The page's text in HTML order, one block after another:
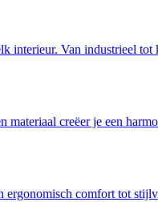
interieur. Van industrieel
creëer je een
comfort tot